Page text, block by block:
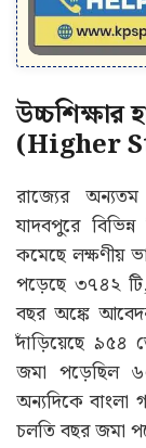
উচ্চশিক্ষার
(Higher
রাজ্যের
যাদবপুরে
কমেছে লক্ষণীয়
পড়েছে ৩৭৪২
বছর অঙ্কে
দাঁড়িয়েছে ৯৫৪
জমা পড়েছিল
অন্যদিকে
চলতি বছর জমা